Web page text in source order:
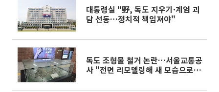
대통령실 "野, 독도 지우기·계엄 괴
담 선동…정치적 책임져야"
독도 조형물 철거 논란…서울교통공
사 "전면 리모델링해 새 모습으로